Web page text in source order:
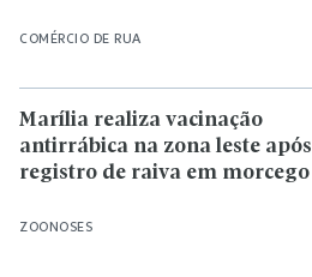
COMÉRCIO DE RUA
ZOONOSES
Marília realiza vacinação
antirrábica na zona leste após
registro de raiva em morcego